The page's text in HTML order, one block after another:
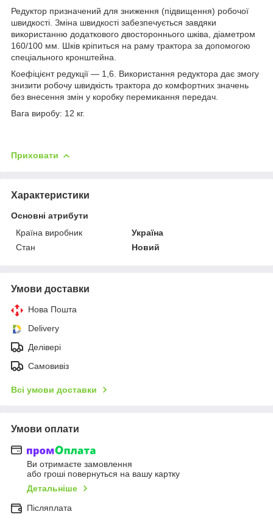
Редуктор призначений для зниження (підвищення) робочої
швидкості. Зміна швидкості забезпечується завдяки
використанню додаткового двостороннього шківа, діаметром
160/100 мм. Шків кріпиться на раму трактора за допомогою
спеціального кронштейна.
Коефіцієнт редукції — 1,6. Використання редуктора дає змогу
знизити робочу швидкість трактора до комфортних значень
без внесення змін у коробку перемикання передач.
Вага виробу: 12 кг.
Приховати
Характеристики
Основні атрибути
Країна виробник
Україна
Стан
Новий
Умови доставки
Нова Пошта
Delivery
Делівері
Самовивіз
Всі умови доставки
Умови оплати
Ви отримаєте замовлення
або гроші повернуться на вашу картку
Детальніше
Післяплата